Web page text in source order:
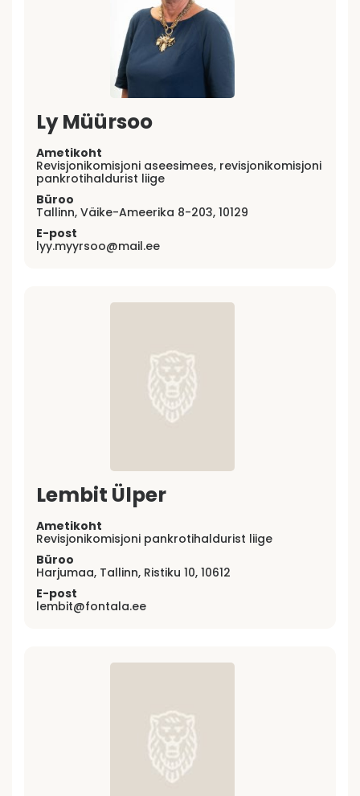
Ly Müürsoo
Ametikoht
Revisjonikomisjoni aseesimees, revisjonikomisjoni
pankrotihaldurist liige
Büroo
Tallinn, Väike-Ameerika 8-203, 10129
E-post
lyy.myyrsoo@mail.ee
Lembit Ülper
Ametikoht
Revisjonikomisjoni pankrotihaldurist liige
Büroo
Harjumaa, Tallinn, Ristiku 10, 10612
E-post
lembit@fontala.ee